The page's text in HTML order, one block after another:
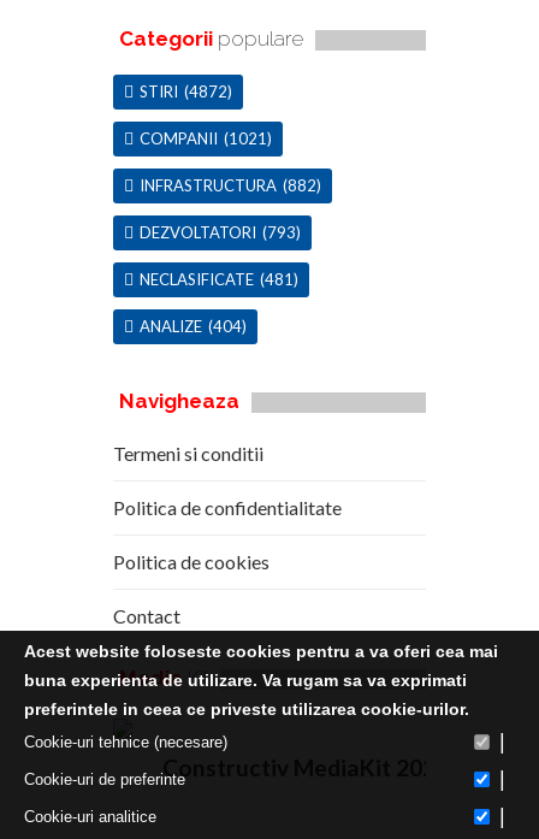
Categorii populare
STIRI (4872)
COMPANII (1021)
INFRASTRUCTURA (882)
DEZVOLTATORI (793)
NECLASIFICATE (481)
ANALIZE (404)
Navigheaza
Termeni si conditii
Politica de confidentialitate
Politica de cookies
Contact
Media Kit
Constructiv MediaKit 2020
Acest website foloseste cookies pentru a va oferi cea mai
buna experienta de utilizare. Va rugam sa va exprimati
preferintele in ceea ce priveste utilizarea cookie-urilor.
Cookie-uri tehnice (necesare)
Cookie-uri de preferinte
Cookie-uri analitice